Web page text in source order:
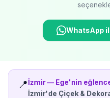
WhatsApp
📍İzmir— Ege'nin
İzmir'de Çiçek &